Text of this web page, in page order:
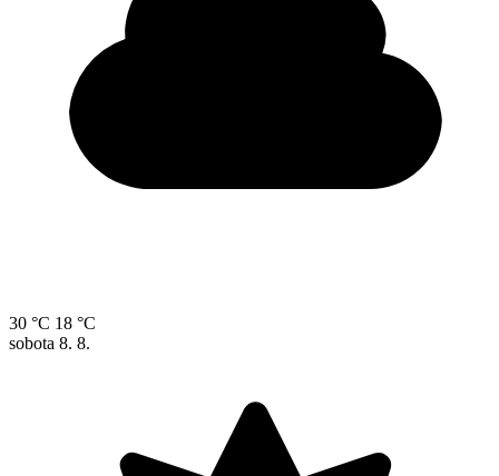
30 °C 18 °C
sobota 8. 8.